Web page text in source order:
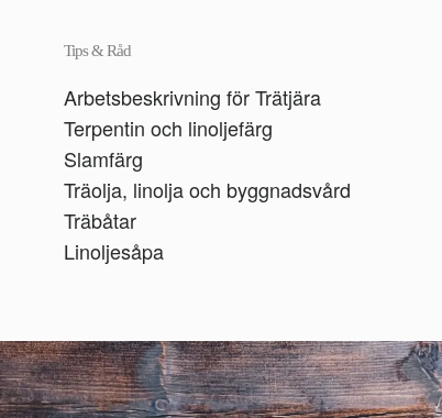
Tips & Råd
Arbetsbeskrivning för Trätjära
Terpentin och linoljefärg
Slamfärg
Träolja, linolja och byggnadsvård
Träbåtar
Linoljesåpa